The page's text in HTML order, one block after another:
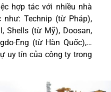
hợp tác với nhiều nhà
Technip (từ Pháp),
Shells (từ Mỹ), Doosan,
Eng (từ Hàn Quốc),…
uy tín của công ty trong